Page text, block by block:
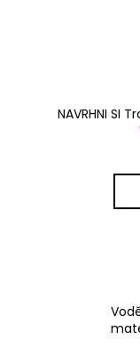
NAVRHNI SI